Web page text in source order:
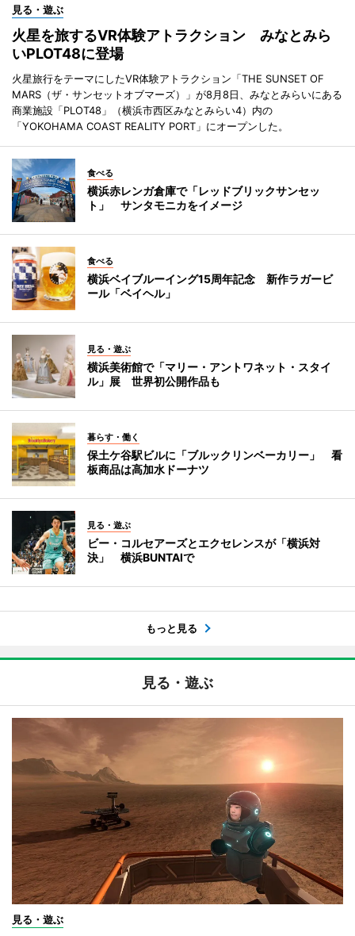
見る・遊ぶ
火星を旅するVR体験アトラクション みなとみら
いPLOT48に登場
火星旅行をテーマにしたVR体験アトラクション「THE SUNSET OF
MARS（ザ・サンセットオブマーズ）」が8月8日、みなとみらいにある
商業施設「PLOT48」（横浜市西区みなとみらい4）内の
「YOKOHAMA COAST REALITY PORT」にオープンした。
食べる
横浜赤レンガ倉庫で「レッドブリックサンセッ
ト」 サンタモニカをイメージ
食べる
横浜ベイブルーイング15周年記念 新作ラガービ
ール「ベイヘル」
見る・遊ぶ
横浜美術館で「マリー・アントワネット・スタイ
ル」展 世界初公開作品も
暮らす・働く
保土ケ谷駅ビルに「ブルックリンベーカリー」 看
板商品は高加水ドーナツ
見る・遊ぶ
ビー・コルセアーズとエクセレンスが「横浜対
決」 横浜BUNTAIで
もっと見る
見る・遊ぶ
見る・遊ぶ